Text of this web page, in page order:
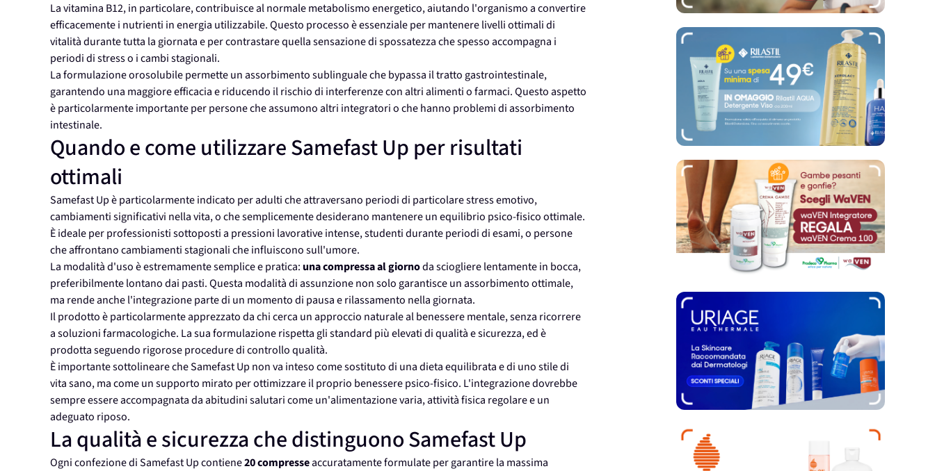
La vitamina B12, in particolare, contribuisce al normale metabolismo energetico, aiutando l'organismo a convertire
efficacemente i nutrienti in energia utilizzabile. Questo processo è essenziale per mantenere livelli ottimali di
vitalità durante tutta la giornata e per contrastare quella sensazione di spossatezza che spesso accompagna i
periodi di stress o i cambi stagionali.
La formulazione orosolubile permette un assorbimento sublinguale che bypassa il tratto gastrointestinale,
garantendo una maggiore efficacia e riducendo il rischio di interferenze con altri alimenti o farmaci. Questo aspetto
è particolarmente importante per persone che assumono altri integratori o che hanno problemi di assorbimento
intestinale.
Quando e come utilizzare Samefast Up per risultati
ottimali
Samefast Up è particolarmente indicato per adulti che attraversano periodi di particolare stress emotivo,
cambiamenti significativi nella vita, o che semplicemente desiderano mantenere un equilibrio psico-fisico ottimale.
È ideale per professionisti sottoposti a pressioni lavorative intense, studenti durante periodi di esami, o persone
che affrontano cambiamenti stagionali che influiscono sull'umore.
La modalità d'uso è estremamente semplice e pratica: una compressa al giornoda sciogliere lentamente in bocca,
preferibilmente lontano dai pasti. Questa modalità di assunzione non solo garantisce un assorbimento ottimale,
ma rende anche l'integrazione parte di un momento di pausa e rilassamento nella giornata.
Il prodotto è particolarmente apprezzato da chi cerca un approccio naturale al benessere mentale, senza ricorrere
a soluzioni farmacologiche. La sua formulazione rispetta gli standard più elevati di qualità e sicurezza, ed è
prodotta seguendo rigorose procedure di controllo qualità.
È importante sottolineare che Samefast Up non va inteso come sostituto di una dieta equilibrata e di uno stile di
vita sano, ma come un supporto mirato per ottimizzare il proprio benessere psico-fisico. L'integrazione dovrebbe
sempre essere accompagnata da abitudini salutari come un'alimentazione varia, attività fisica regolare e un
adeguato riposo.
La qualità e sicurezza che distinguono Samefast Up
Ogni confezione di Samefast Up contiene20 compresseaccuratamente formulate per garantire la massima